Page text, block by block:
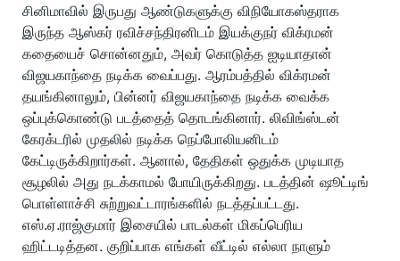
சினிமாவில் இருபது ஆண்டுகளுக்கு விநியோகஸ்தராக
இருந்த ஆஸ்கர் ரவிச்சந்திரனிடம் இயக்குநர் விக்ரமன்
கதையைச் சொன்னதும், அவர் கொடுத்த ஐடியாதான்
விஜயகாந்தை நடிக்க வைப்பது. ஆரம்பத்தில் விக்ரமன்
தயங்கினாலும், பின்னர் விஜயகாந்தை நடிக்க வைக்க
ஒப்புக்கொண்டு படத்தைத் தொடங்கினார். லிவிங்ஸ்டன்
கேரக்டரில் முதலில் நடிக்க நெப்போலியனிடம்
கேட்டிருக்கிறார்கள். ஆனால், தேதிகள் ஒதுக்க முடியாத
சூழலில் அது நடக்காமல் போயிருக்கிறது. படத்தின் ஷூட்டிங்
பொள்ளாச்சி சுற்றுவட்டாரங்களில் நடத்தப்பட்டது.
எஸ்.ஏ.ராஜ்குமார் இசையில் பாடல்கள் மிகப்பெரிய
ஹிட்டடித்தன. குறிப்பாக எங்கள் வீட்டில் எல்லா நாளும்